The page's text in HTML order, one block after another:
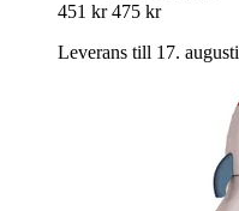
451 kr 475 kr
Leverans till 17. augusti